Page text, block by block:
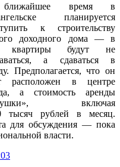
время в
планируется
к строительству
доходного дома — в
квартиры будут не
а сдаваться в
Предполагается, что он
расположен в центре
а стоимость аренды
включая
тысяч рублей в месяц.
для обсуждения — пока
власти.